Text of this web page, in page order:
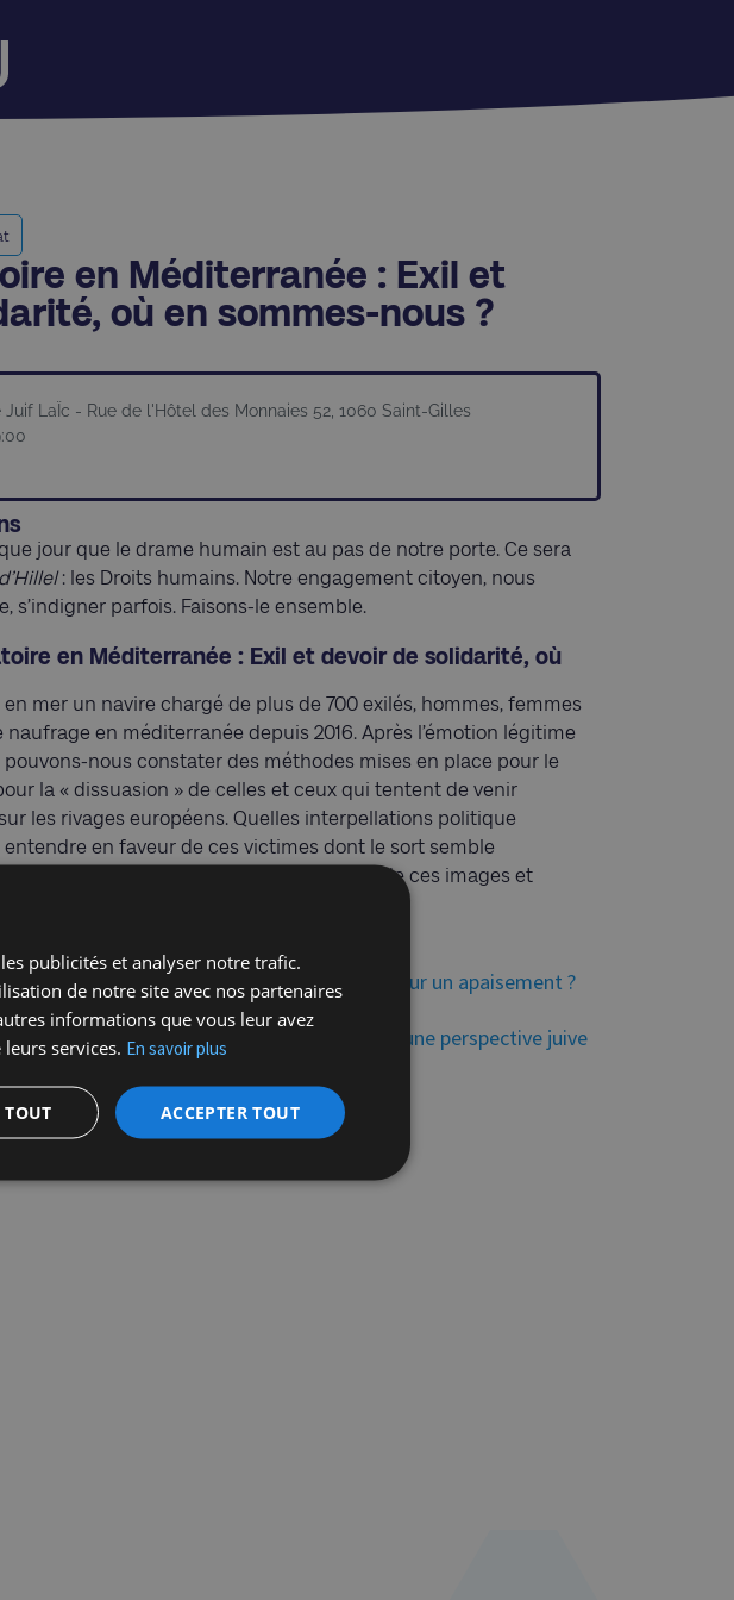
en Méditerranée : Exil et
où en sommes-nous ?
LaÏc - Rue de l'Hôtel des Monnaies 52, 1060 Saint-Gilles
jour que le drame humain est au pas de notre porte. Ce sera
: les Droits humains. Notre engagement citoyen, nous
s’indigner parfois. Faisons-le ensemble.
en Méditerranée : Exil et devoir de solidarité, où
en mer un navire chargé de plus de 700 exilés, hommes, femmes
en méditerranée depuis 2016. Après l’émotion légitime
nous constater des méthodes mises en place pour le
la « dissuasion » de celles et ceux qui tentent de venir
les rivages européens. Quelles interpellations politique
en faveur de ces victimes dont le sort semble
? Comment expliquer la banalisation de ces images et
et violences policières : Quelle voix juive pour un apaisement ?
les violences sexistes et sexuelles dans une perspective juive
publicités et analyser notre trafic.
de notre site avec nos partenaires
informations que vous leur avez
services. En savoir plus
ACCEPTER TOUT
TOUT